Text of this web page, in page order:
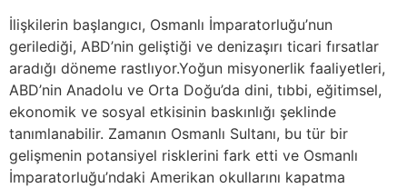
İlişkilerin başlangıcı, Osmanlı İmparatorluğu’nun
gerilediği, ABD’nin geliştiği ve denizaşırı ticari fırsatlar
aradığı döneme rastlıyor.Yoğun misyonerlik faaliyetleri,
ABD’nin Anadolu ve Orta Doğu’da dini, tıbbi, eğitimsel,
ekonomik ve sosyal etkisinin baskınlığı şeklinde
tanımlanabilir. Zamanın Osmanlı Sultanı, bu tür bir
gelişmenin potansiyel risklerini fark etti ve Osmanlı
İmparatorluğu’ndaki Amerikan okullarını kapatma